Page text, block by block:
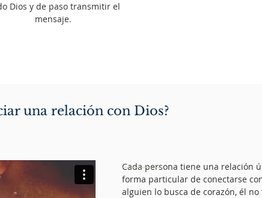
Dios y de paso transmitir el
mensaje.
una relación con Dios?
Cada persona tiene una relación
forma particular de conectarse
alguien lo busca de corazón, él no